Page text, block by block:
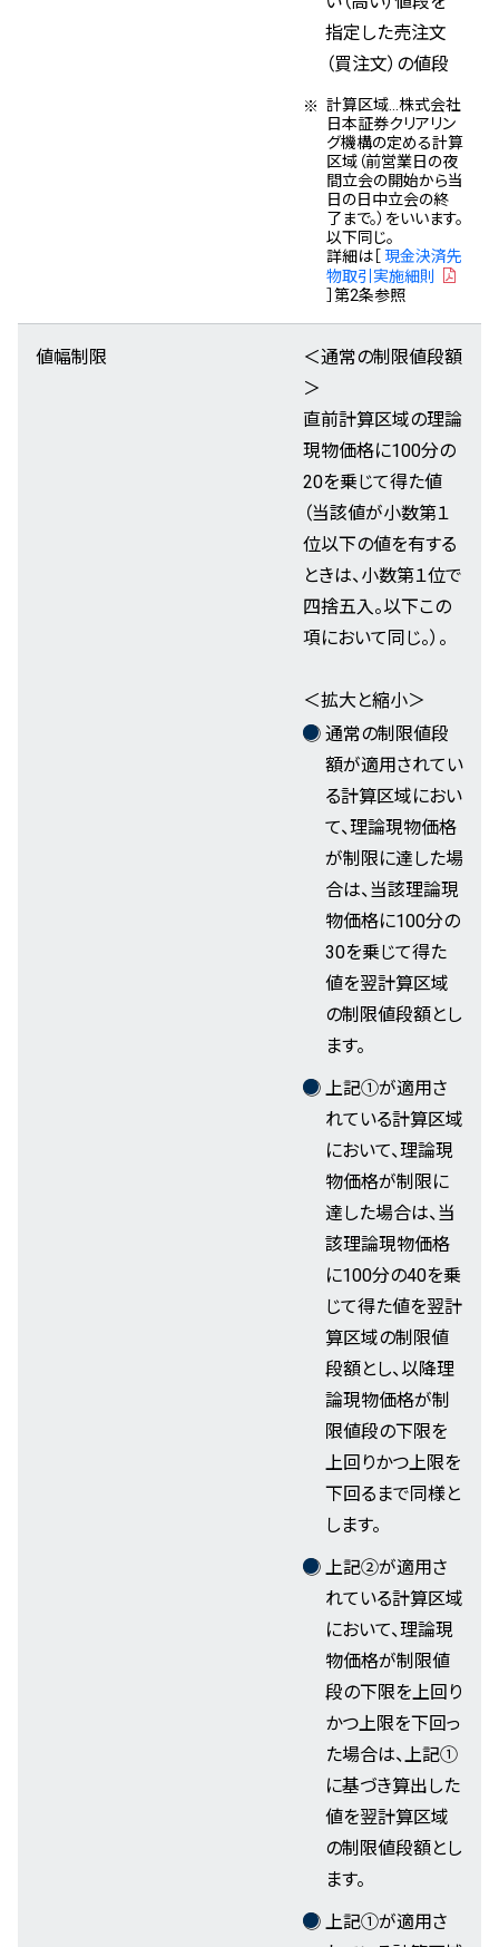
指定した売注文
（買注文）の値段
計算区域…株式会社
日本証券クリアリン
グ機構の定める計算
区域（前営業日の夜
間立会の開始から当
日の日中立会の終
了まで。）をいいます。
以下同じ。
詳細は［ 現金決済先
物取引実施細則
］第2条参照
値幅制限
＜通常の制限値段額
＞
直前計算区域の理論
現物価格に100分の
20を乗じて得た値
（当該値が小数第１
位以下の値を有する
ときは、小数第１位で
四捨五入。以下この
項において同じ。）。
＜拡大と縮小＞
通常の制限値段
額が適用されてい
る計算区域におい
て、理論現物価格
が制限に達した場
合は、当該理論現
物価格に100分の
30を乗じて得た
値を翌計算区域
の制限値段額とし
ます。
上記①が適用さ
れている計算区域
において、理論現
物価格が制限に
達した場合は、当
該理論現物価格
に100分の40を乗
じて得た値を翌計
算区域の制限値
段額とし、以降理
論現物価格が制
限値段の下限を
上回りかつ上限を
下回るまで同様と
します。
上記②が適用さ
れている計算区域
において、理論現
物価格が制限値
段の下限を上回り
かつ上限を下回っ
た場合は、上記①
に基づき算出した
値を翌計算区域
の制限値段額とし
ます。
上記①が適用さ